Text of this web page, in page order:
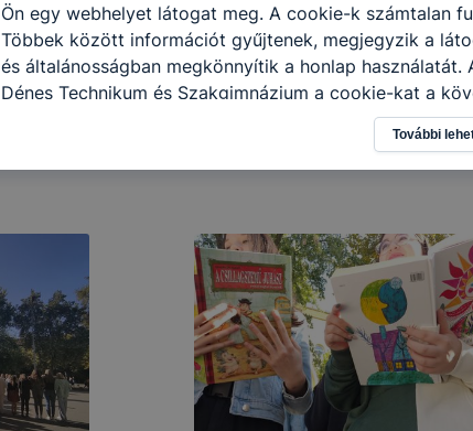
Ön egy webhelyet látogat meg. A cookie-k számtalan
Többek között információt gyűjtenek, megjegyzik a
és általánosságban megkönnyítik a honlap használatát.
Dénes Technikum és Szakgimnázium a cookie-kat a
használja: információ gyűjtése azzal kapcsolatban,
honlapot -annak felmérésével, hogy a honlap melyik
használja leginkább, így megtudhatjuk, hogyan
böngésző engedélyezi a cookie-k beállításának a
böngésző alapértelmezettként automatikusan
általában megváltoztathatók. Felhívjuk figyelmét, hogy
honlapunk használhatóságának és folyamatainak
tétele, a cookie-k alkalmazásának megakadályozása
előfordulhat, hogy felhasználóink nem lesznek képesek
teljes körű használatára, vagy a honlap a tervezettől
További